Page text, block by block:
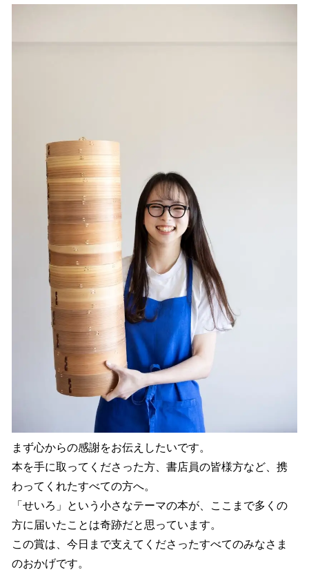
まず心からの感謝をお伝えしたいです。
本を手に取ってくださった方、書店員の皆様方など、携
わってくれたすべての方へ。
「せいろ」という小さなテーマの本が、ここまで多くの
方に届いたことは奇跡だと思っています。
この賞は、今日まで支えてくださったすべてのみなさま
のおかげです。